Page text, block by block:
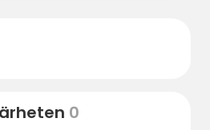
som ligger inom
inom en timmes
0